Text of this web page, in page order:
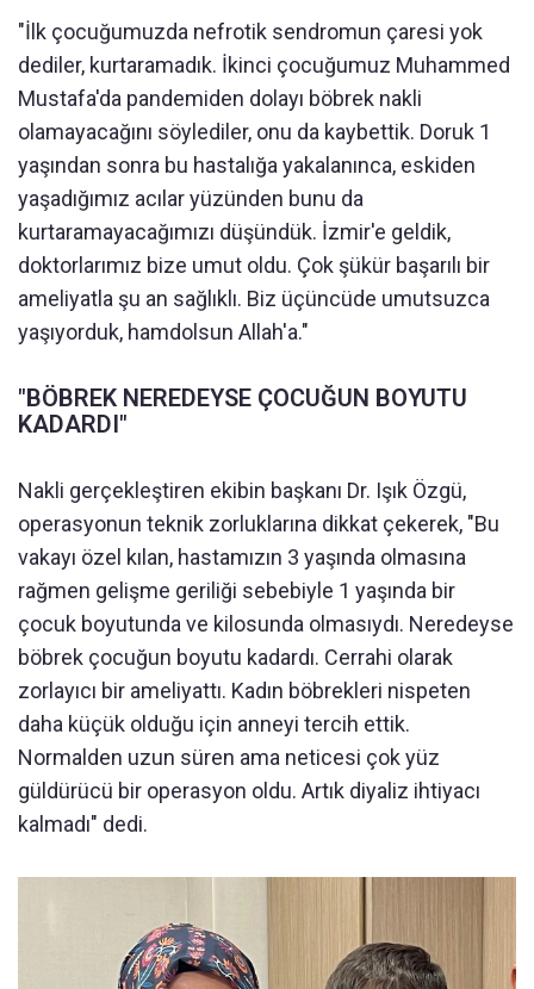
"İlk çocuğumuzda nefrotik sendromun çaresi yok
dediler, kurtaramadık. İkinci çocuğumuz Muhammed
Mustafa'da pandemiden dolayı böbrek nakli
olamayacağını söylediler, onu da kaybettik. Doruk 1
yaşından sonra bu hastalığa yakalanınca, eskiden
yaşadığımız acılar yüzünden bunu da
kurtaramayacağımızı düşündük. İzmir'e geldik,
doktorlarımız bize umut oldu. Çok şükür başarılı bir
ameliyatla şu an sağlıklı. Biz üçüncüde umutsuzca
yaşıyorduk, hamdolsun Allah'a."
"BÖBREK NEREDEYSE ÇOCUĞUN BOYUTU
KADARDI"
Nakli gerçekleştiren ekibin başkanı Dr. Işık Özgü,
operasyonun teknik zorluklarına dikkat çekerek, "Bu
vakayı özel kılan, hastamızın 3 yaşında olmasına
rağmen gelişme geriliği sebebiyle 1 yaşında bir
çocuk boyutunda ve kilosunda olmasıydı. Neredeyse
böbrek çocuğun boyutu kadardı. Cerrahi olarak
zorlayıcı bir ameliyattı. Kadın böbrekleri nispeten
daha küçük olduğu için anneyi tercih ettik.
Normalden uzun süren ama neticesi çok yüz
güldürücü bir operasyon oldu. Artık diyaliz ihtiyacı
kalmadı" dedi.